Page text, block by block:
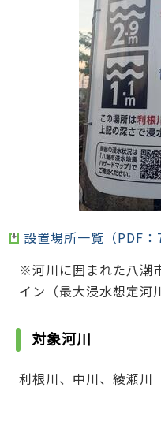
設置場所一覧（PDF：
※河川に囲まれた八潮
イン（最大浸水想定河
対象河川
利根川、中川、綾瀬川